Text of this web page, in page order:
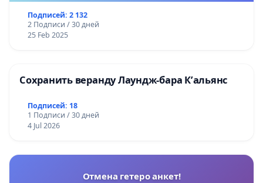
Подписей: 2 132
2 Подписи / 30 дней
25 Feb 2025
Сохранить веранду Лаундж-бара К’альянс
Подписей: 18
1 Подписи / 30 дней
4 Jul 2026
Отмена гетеро анкет!